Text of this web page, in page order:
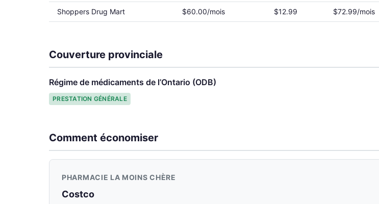
Shoppers Drug Mart $60.00/mois $12.99 $72.99/mois
Couverture provinciale
Régime de médicaments de l’Ontario (ODB)
PRESTATION GÉNÉRALE
Comment économiser
PHARMACIE LA MOINS CHÈRE
Costco